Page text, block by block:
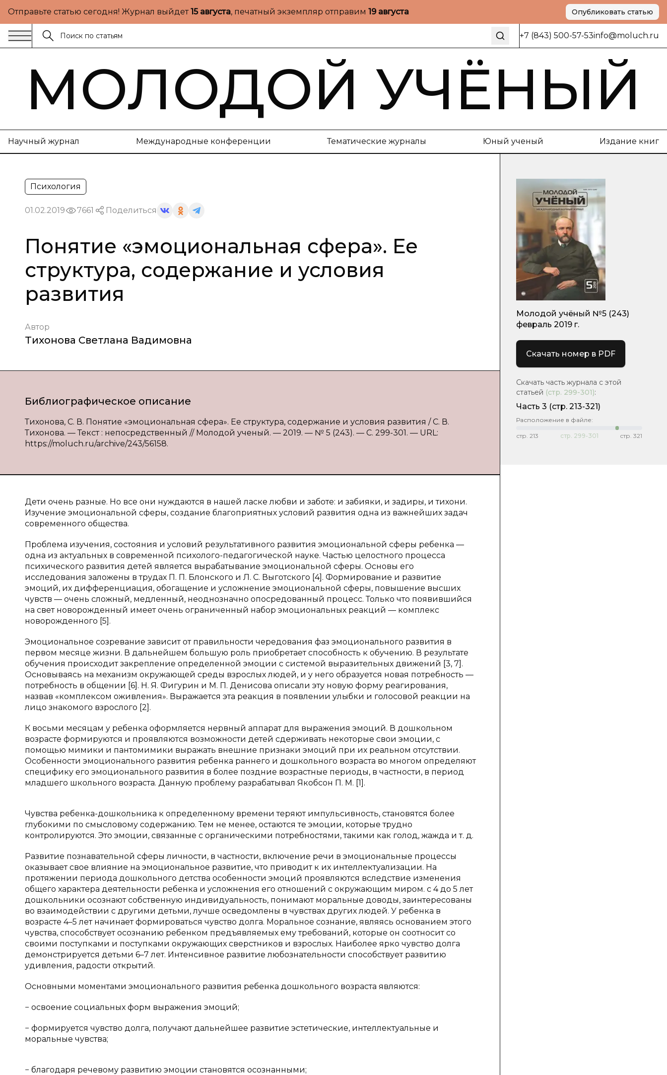
Отправьте статью сегодня! Журнал выйдет15 августа, печатный экземпляр отправим 19 августа Опубликовать статью
+7 (843) 500-57-53info@moluch.ru
МОЛОДОЙ УЧЁНЫЙ
Научный журнал Международные конференции Тематические журналы Юный ученый Издание книг
Психология
01.02.2019 7661 Поделиться
Понятие «эмоциональная сфера». Ее
структура, содержание и условия
развития
Автор
Тихонова Светлана Вадимовна
Библиографическое описание
Тихонова, С. В. Понятие «эмоциональная сфера». Ее структура, содержание и условия развития / С. В.
Тихонова. — Текст : непосредственный // Молодой ученый. — 2019. — № 5 (243). — С. 299-301. — URL:
https://moluch.ru/archive/243/56158.
Дети очень разные. Но все они нуждаются в нашей ласке любви и заботе: и забияки, и задиры, и тихони.
Изучение эмоциональной сферы, создание благоприятных условий развития одна из важнейших задач
современного общества.
Проблема изучения, состояния и условий результативного развития эмоциональной сферы ребенка —
одна из актуальных в современной психолого-педагогической науке. Частью целостного процесса
психического развития детей является вырабатывание эмоциональной сферы. Основы его
исследования заложены в трудах П. П. Блонского и Л. С. Выготского [4]. Формирование и развитие
эмоций, их дифференциация, обогащение и усложнение эмоциональной сферы, повышение высших
чувств — очень сложный, медленный, неоднозначно опосредованный процесс. Только что появившийся
на свет новорожденный имеет очень ограниченный набор эмоциональных реакций — комплекс
новорожденного [5].
Эмоциональное созревание зависит от правильности чередования фаз эмоционального развития в
первом месяце жизни. В дальнейшем большую роль приобретает способность к обучению. В результате
обучения происходит закрепление определенной эмоции с системой выразительных движений [3, 7].
Основываясь на механизм окружающей среды взрослых людей, и у него образуется новая потребность —
потребность в общении [6]. Н. Я. Фигурин и М. П. Денисова описали эту новую форму реагирования,
назвав «комплексом оживления». Выражается эта реакция в появлении улыбки и голосовой реакции на
лицо знакомого взрослого [2].
К восьми месяцам у ребенка оформляется нервный аппарат для выражения эмоций. В дошкольном
возрасте формируются и проявляются возможности детей сдерживать некоторые свои эмоции, с
помощью мимики и пантомимики выражать внешние признаки эмоций при их реальном отсутствии.
Особенности эмоционального развития ребенка раннего и дошкольного возраста во многом определяют
специфику его эмоционального развития в более поздние возрастные периоды, в частности, в период
младшего школьного возраста. Данную проблему разрабатывал Якобсон П. М. [1].
Чувства ребенка-дошкольника к определенному времени теряют импульсивность, становятся более
глубокими по смысловому содержанию. Тем не менее, остаются те эмоции, которые трудно
контролируются. Это эмоции, связанные с органическими потребностями, такими как голод, жажда и т. д.
Развитие познавательной сферы личности, в частности, включение речи в эмоциональные процессы
оказывает свое влияние на эмоциональное развитие, что приводит к их интеллектуализации. На
протяжении периода дошкольного детства особенности эмоций проявляются вследствие изменения
общего характера деятельности ребенка и усложнения его отношений с окружающим миром. с 4 до 5 лет
дошкольники осознают собственную индивидуальность, понимают моральные доводы, заинтересованы
во взаимодействии с другими детьми, лучше осведомлены в чувствах других людей. У ребенка в
возрасте 4–5 лет начинает формироваться чувство долга. Моральное сознание, являясь основанием этого
чувства, способствует осознанию ребенком предъявляемых ему требований, которые он соотносит со
своими поступками и поступками окружающих сверстников и взрослых. Наиболее ярко чувство долга
демонстрируется детьми 6–7 лет. Интенсивное развитие любознательности способствует развитию
удивления, радости открытий.
Основными моментами эмоционального развития ребенка дошкольного возраста являются:
− освоение социальных форм выражения эмоций;
− формируется чувство долга, получают дальнейшее развитие эстетические, интеллектуальные и
моральные чувства;
− благодаря речевому развитию эмоции становятся осознанными;
Молодой учёный №5 (243)
февраль 2019 г.
Скачать номер в PDF
Скачать часть журнала с этой
статьей (стр. 299-301):
Часть 3 (стр. 213-321)
Расположение в файле:
стр. 213 стр. 299-301 стр. 321